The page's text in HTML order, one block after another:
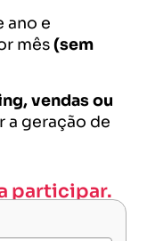
ano e
mês(sem
vendas ou
a geração de
participar.